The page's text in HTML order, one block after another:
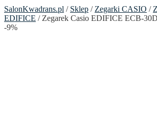
SalonKwadrans.pl / Sklep / Zegarki CASIO /
EDIFICE / Zegarek Casio EDIFICE ECB-
-9%